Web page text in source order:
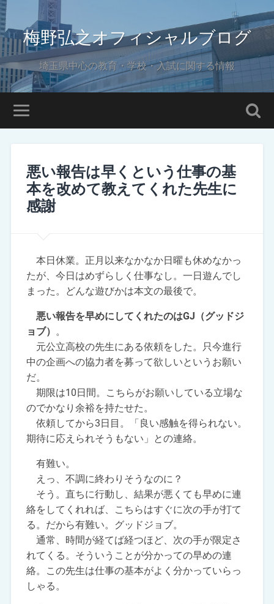
梅野弘之オフィシャルブログ
埼玉県中心の教育・学校・入試に関する情報
悪い報告は早くという仕事の基
本を改めて教えてくれた先生に
感謝
本日休業。正月以来なかなか日曜も休めなかっ
たが、今日はめずらしく仕事なし。一日遊んでし
まった。どんな遊びかは本文の最後で。
悪い報告を早めにしてくれたのはGJ（グッドジ
ョブ） 。
元公立高校の先生にある依頼をした。只今進行
中の企画への協力者を募って欲しいというお願い
だ。
期限は10日間。こちらがお願いしている立場な
のでかなり余裕を持たせた。
依頼してから3日目。「良い感触を得られない。
期待に応えられそうもない」との連絡。
有難い。
えっ、不調に終わりそうなのに？
そう。直ちに行動し、結果が悪くても早めに連
絡をしてくれれば、こちらはすぐに次の手が打て
る。だから有難い。グッドジョブ。
通常、時間が経てば経つほど、次の手が限定さ
れてくる。そういうことが分かっての早めの連
絡。この先生は仕事の基本がよく分かっていらっ
しゃる。